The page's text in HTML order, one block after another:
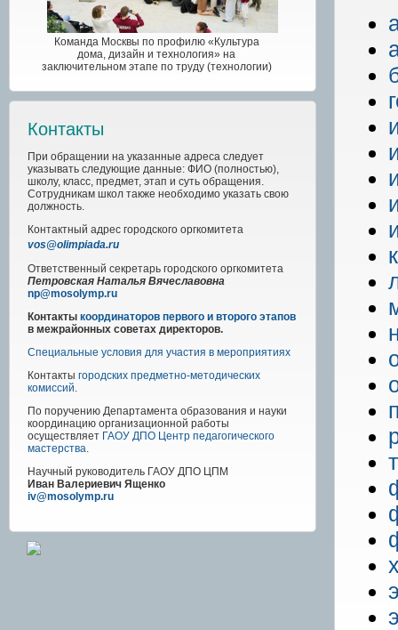
Команда Москвы по профилю «Культура
дома, дизайн и технология» на
заключительном этапе по труду (технологии)
Контакты
При обращении на указанные адреса следует
указывать следующие данные: ФИО (полностью),
школу, класс, предмет, этап и суть обращения.
Сотрудникам школ также необходимо указать свою
должность.
Контактный адрес городского оргкомитета
vos@olimpiada.ru
Ответственный секретарь городского оргкомитета
Петровская Наталья Вячеславовна
np@mosolymp.ru
Контакты координаторов первого и второго этапов
в межрайонных советах директоров.
Специальные условия для участия в мероприятиях
Контакты городских предметно-методических
комиссий.
По поручению Департамента образования и науки
координацию организационной работы
осуществляет ГАОУ ДПО Центр педагогического
мастерства.
Научный руководитель ГАОУ ДПО ЦПМ
Иван Валериевич Ященко
iv@mosolymp.ru